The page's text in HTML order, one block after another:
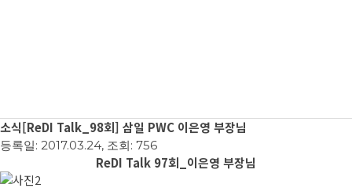
소식[ReDI Talk_98회] 삼일 PWC 이은영 부장님
등록일: 2017.03.24, 조회: 756
ReDI Talk 97회_이은영 부장님